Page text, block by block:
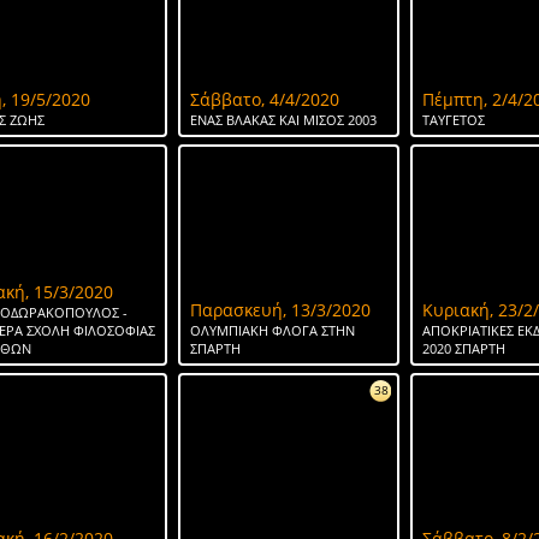
19/5/2020
ΖΩΗΣ
Σάββατο, 4/4/2020
ΕΝΑΣ ΒΛΑΚΑΣ ΚΑΙ ΜΙΣΟΣ 2003
Πέμπτη, 2/4/
ΤΑΥΓΕΤΟΣ
15/3/2020
-
ΣΧΟΛΗ ΦΙΛΟΣΟΦΙΑΣ
Παρασκευή, 13/3/2020
ΟΛΥΜΠΙΑΚΗ ΦΛΟΓΑ ΣΤΗΝ
ΣΠΑΡΤΗ
Κυριακή, 23/
ΑΠΟΚΡΙΑΤΙΚΕΣ
2020 ΣΠΑΡΤΗ
38